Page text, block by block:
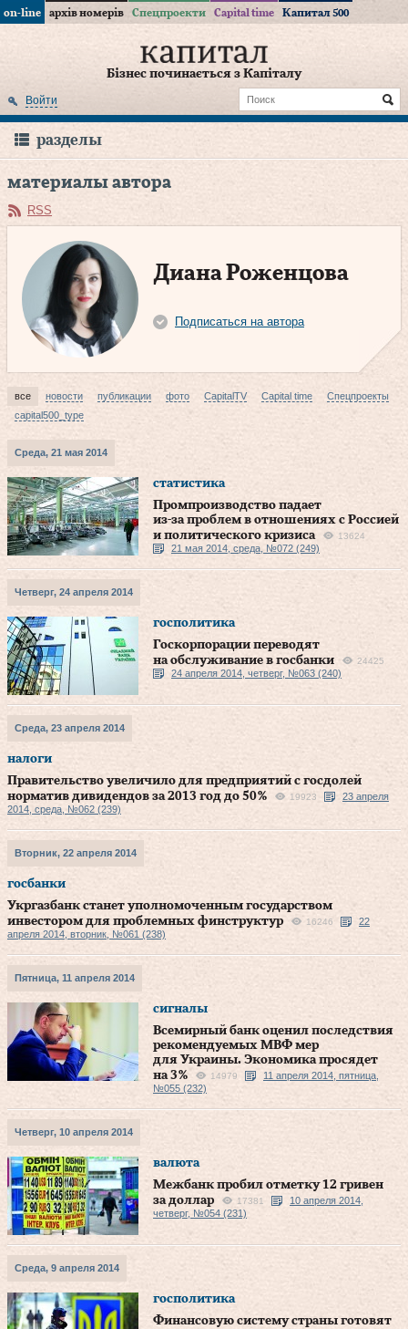
on-line архів номерів Спецпроекти Capital time Капитал 500
Бізнес починається з Капіталу
Войти
разделы
материалы автора
RSS
Диана Роженцова
Подписаться на автора
все новости публикации фото CapitalTV Capital time
Спецпроекты
capital500_type
Среда, 21 мая 2014
статистика
Промпроизводство падает
из‑за проблем в отношениях с Россией
и политического кризиса
13624
21 мая 2014, среда, №072 (249)
Четверг, 24 апреля 2014
госполитика
Госкорпорации переводят
на обслуживание в госбанки
24425
24 апреля 2014, четверг, №063 (240)
Среда, 23 апреля 2014
налоги
Правительство увеличило для предприятий с госдолей
норматив дивидендов за 2013 год до 50 %
19923
23 апреля
2014, среда, №062 (239)
Вторник, 22 апреля 2014
госбанки
Укргазбанк станет уполномоченным государством
инвестором для проблемных финструктур
16246
22
апреля 2014, вторник, №061 (238)
Пятница, 11 апреля 2014
сигналы
Всемирный банк оценил последствия
рекомендуемых МВФ мер
для Украины. Экономика просядет
на 3 %
14979
11 апреля 2014, пятница,
№055 (232)
Четверг, 10 апреля 2014
валюта
Межбанк пробил отметку 12 гривен
за доллар
17381
10 апреля 2014,
четверг, №054 (231)
Среда, 9 апреля 2014
госполитика
Финансовую систему страны готовят